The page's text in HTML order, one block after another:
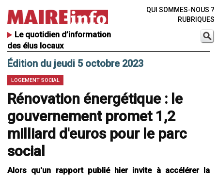
Le quotidien d’information
des élus locaux
QUI SOMMES-NOUS ?
RUBRIQUES
Édition du jeudi 5 octobre 2023
LOGEMENT SOCIAL
Rénovation énergétique : le
gouvernement promet 1,2
milliard d'euros pour le parc
social
Alors qu'un rapport publié hier invite à accélérer la